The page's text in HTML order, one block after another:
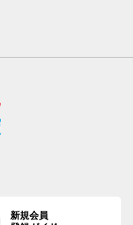
新規会員